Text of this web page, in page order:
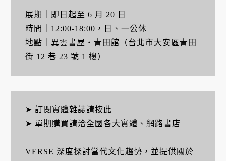
展期｜即日起至 6 月 20 日
時間｜12:00-18:00，日、一公休
地點｜異雲書屋・青田館（台北市大安區青田
街 12 巷 23 號 1 樓）
➤ 訂閱實體雜誌請按此
➤ 單期購買請洽全國各大實體、網路書店
VERSE 深度探討當代文化趨勢，並提供關於